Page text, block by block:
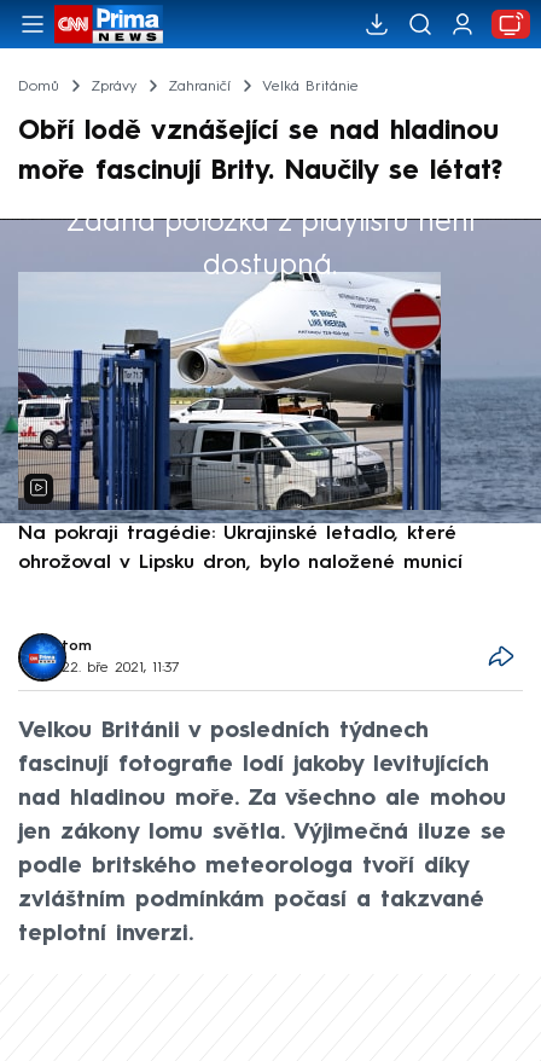
Domů Zprávy Zahraničí Velká Británie
Obří lodě vznášející se nad hladinou
moře fascinují Brity. Naučily se létat?
Žádná položka z playlistu není
dostupná.
Výběr redakce
Na pokraji tragédie: Ukrajinské letadlo, které
ohrožoval v Lipsku dron, bylo naložené municí
tom
22. bře 2021, 11:37
Velkou Británii v posledních týdnech
fascinují fotografie lodí jakoby levitujících
nad hladinou moře. Za všechno ale mohou
jen zákony lomu světla. Výjimečná iluze se
podle britského meteorologa tvoří díky
zvláštním podmínkám počasí a takzvané
teplotní inverzi.